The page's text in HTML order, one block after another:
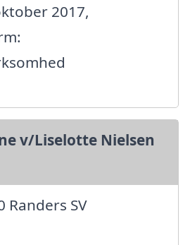
2017,
v/Liselotte Nielsen
Randers SV